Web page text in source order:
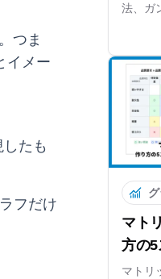
つま
イメー
たも
フだけ
法、ガ
方の5
でき
マト
方の5
スコ
マトリ